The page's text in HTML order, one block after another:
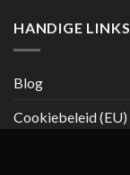
HANDIGE LINKS
Blog
Cookiebeleid (EU)